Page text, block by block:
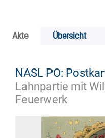
Akte Übersicht
NASL PO:
Lahnpartie mit
Feuerwerk